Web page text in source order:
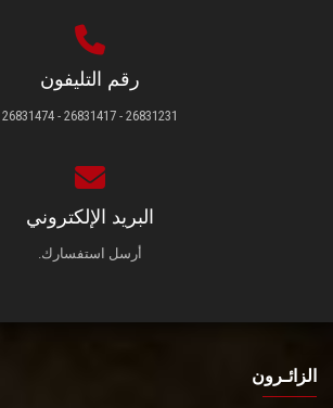
رقم التليفون
26831231 - 26831417 - 26831474
البريد الإلكتروني
أرسل استفسارك.
الزائـرون